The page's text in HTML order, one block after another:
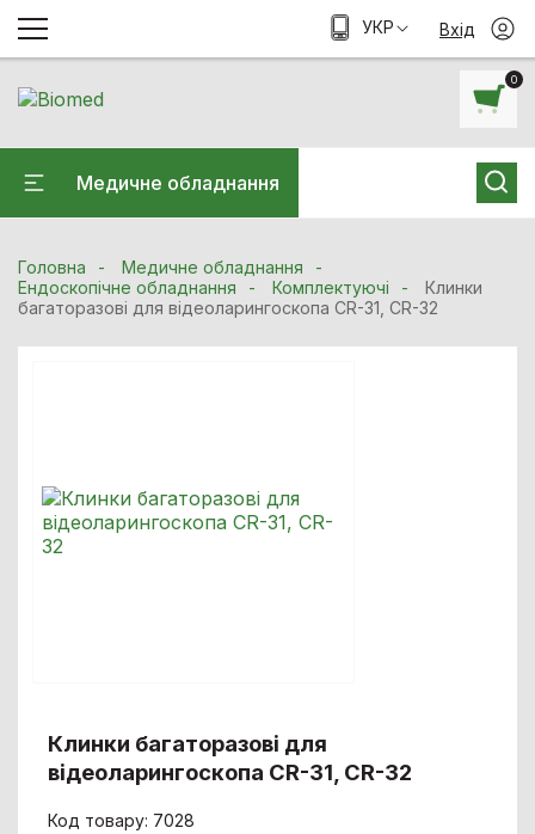
0
Медичне обладнання
УКР Вхід
Головна
Медичне обладнання
Ендоскопічне обладнання
Комплектуючі
Клинки
багаторазові для відеоларингоскопа CR-31, CR-32
Клинки багаторазові для
відеоларингоскопа CR-31, CR-32
Код товару: 7028